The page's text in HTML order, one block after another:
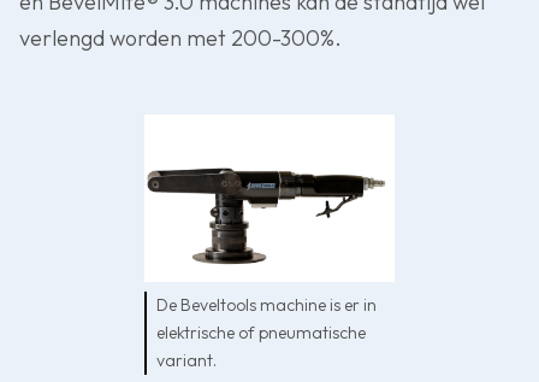
verlengd worden met 200-300%.
De Beveltools machine is er in
elektrische of pneumatische
variant.